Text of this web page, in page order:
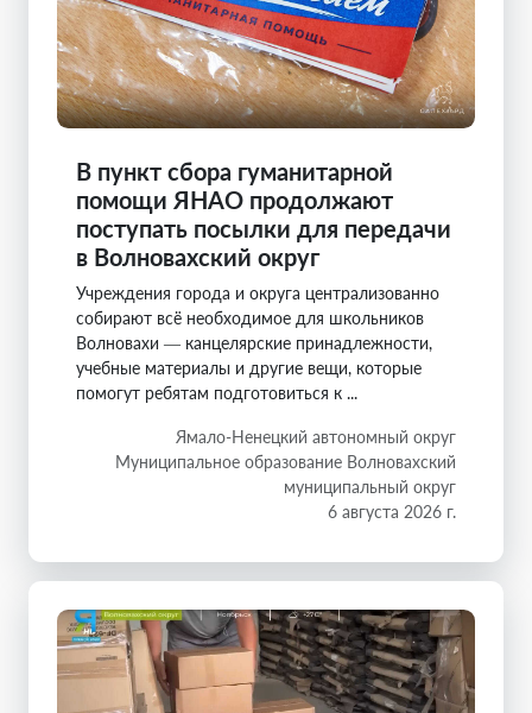
В пункт сбора гуманитарной
помощи ЯНАО продолжают
поступать посылки для передачи
в Волновахский округ
Учреждения города и округа централизованно
собирают всё необходимое для школьников
Волновахи — канцелярские принадлежности,
учебные материалы и другие вещи, которые
помогут ребятам подготовиться к ...
Ямало-Ненецкий автономный округ
Муниципальное образование Волновахский
муниципальный округ
6 августа 2026 г.